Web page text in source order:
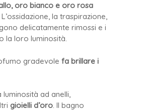
oro bianco e oro rosa
la traspirazione,
delicatamente rimossi e i
la loro luminosità.
gradevole fa brillare i
luminosità ad anelli,
gioielli d’oro. Il bagno